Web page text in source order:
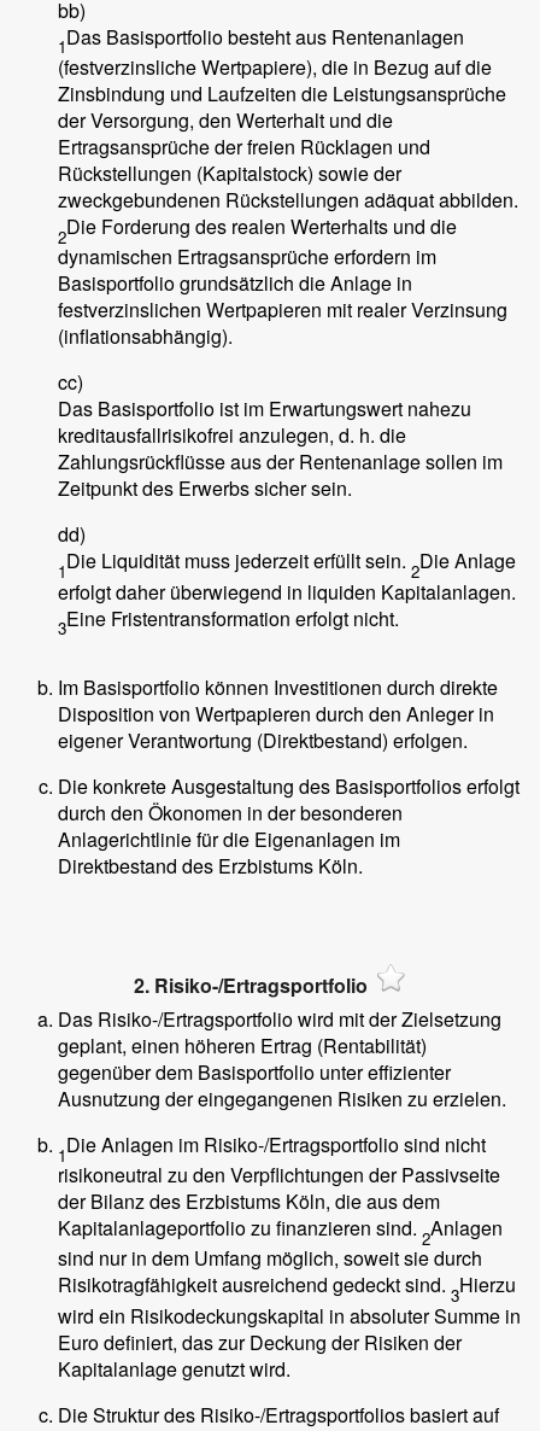
bb)
1Das Basisportfolio besteht aus Rentenanlagen
(festverzinsliche Wertpapiere), die in Bezug auf die
Zinsbindung und Laufzeiten die Leistungsansprüche
der Versorgung, den Werterhalt und die
Ertragsansprüche der freien Rücklagen und
Rückstellungen (Kapitalstock) sowie der
zweckgebundenen Rückstellungen adäquat abbilden.
2Die Forderung des realen Werterhalts und die
dynamischen Ertragsansprüche erfordern im
Basisportfolio grundsätzlich die Anlage in
festverzinslichen Wertpapieren mit realer Verzinsung
(inflationsabhängig).
cc)
Das Basisportfolio ist im Erwartungswert nahezu
kreditausfallrisikofrei anzulegen, d. h. die
Zahlungsrückflüsse aus der Rentenanlage sollen im
Zeitpunkt des Erwerbs sicher sein.
dd)
1Die Liquidität muss jederzeit erfüllt sein. 2Die Anlage
erfolgt daher überwiegend in liquiden Kapitalanlagen.
3Eine Fristentransformation erfolgt nicht.
Im Basisportfolio können Investitionen durch direkte
Disposition von Wertpapieren durch den Anleger in
eigener Verantwortung (Direktbestand) erfolgen.
Die konkrete Ausgestaltung des Basisportfolios erfolgt
durch den Ökonomen in der besonderen
Anlagerichtlinie für die Eigenanlagen im
Direktbestand des Erzbistums Köln.
2. Risiko-/Ertragsportfolio
Das Risiko-/Ertragsportfolio wird mit der Zielsetzung
geplant, einen höheren Ertrag (Rentabilität)
gegenüber dem Basisportfolio unter effizienter
Ausnutzung der eingegangenen Risiken zu erzielen.
1Die Anlagen im Risiko-/Ertragsportfolio sind nicht
risikoneutral zu den Verpflichtungen der Passivseite
der Bilanz des Erzbistums Köln, die aus dem
Kapitalanlageportfolio zu finanzieren sind. 2Anlagen
sind nur in dem Umfang möglich, soweit sie durch
Risikotragfähigkeit ausreichend gedeckt sind. 3Hierzu
wird ein Risikodeckungskapital in absoluter Summe in
Euro definiert, das zur Deckung der Risiken der
Kapitalanlage genutzt wird.
Die Struktur des Risiko-/Ertragsportfolios basiert auf